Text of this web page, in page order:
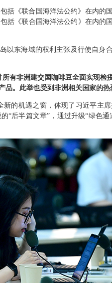
括《联合国海洋法公约》在内的
括《联合国海洋法公约》在内的
以东海域的权利主张及行使自身
有非洲建交国咖啡豆全面实现检
。此举也受到非洲相关国家的
的机遇之窗，体现了习近平主
“后半篇文章”，通过升级“绿色